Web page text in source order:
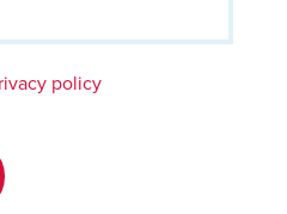
policy